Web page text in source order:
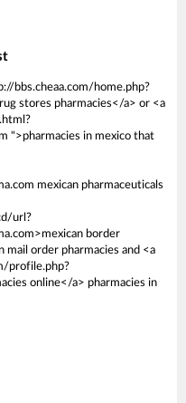
bbs.cheaa.com/home.php?
stores pharmacies</a> or <a
">pharmacies in mexico that
mexican pharmaceuticals
url?
border
mail order pharmacies and <a
profile.php?
online</a> pharmacies in